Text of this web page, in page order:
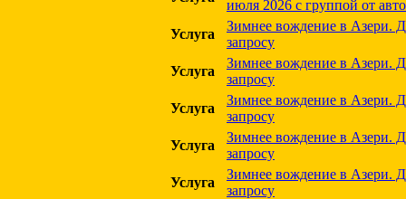
июля 2026 с группой от
Услуга
Зимнее вождение в Азери.
запросу
Услуга
Зимнее вождение в Азери.
запросу
Услуга
Зимнее вождение в Азери.
запросу
Услуга
Зимнее вождение в Азери.
запросу
Услуга
Зимнее вождение в Азери.
запросу